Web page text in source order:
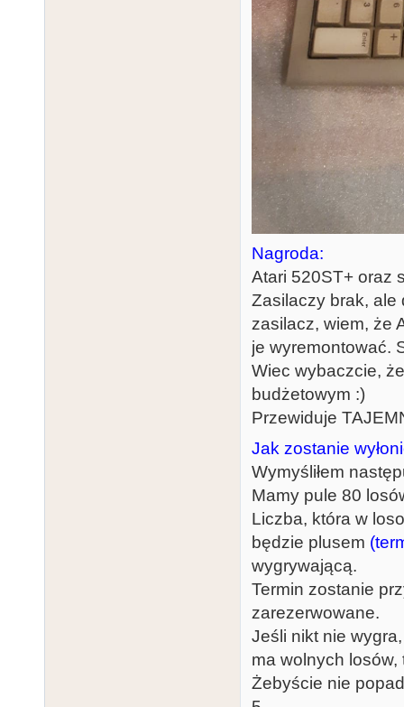
Nagroda:
Atari 520ST+ oraz
Zasilaczy brak, ale
zasilacz, wiem, że
je wyremontować.
Wiec wybaczcie,
budżetowym :)
Przewiduje
Jak zostanie
Wymyśliłem
Mamy pule 80
Liczba, która w
będzie plusem
wygrywającą.
Termin zostanie
zarezerwowane.
Jeśli nikt nie
ma wolnych
Żebyście nie